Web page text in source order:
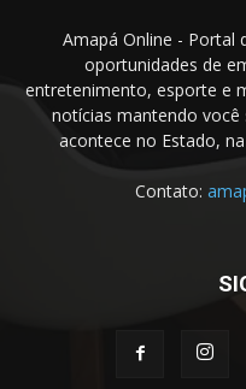
Amapá Online - Portal
oportunidades de
entretenimento, esporte e
notícias mantendo
acontece no Estado,
Contato: